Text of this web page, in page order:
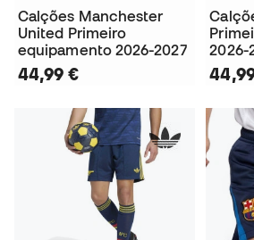
Calções Manchester
United Primeiro
equipamento 2026-2027
44,99 €
2026-